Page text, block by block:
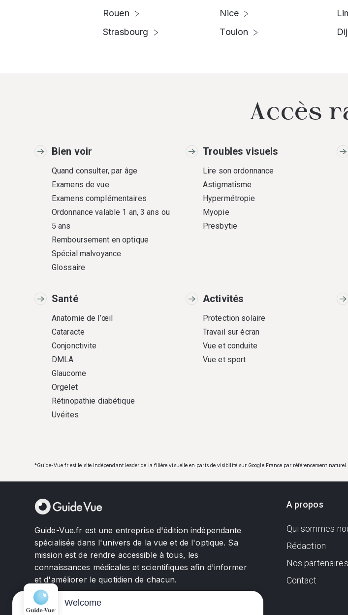
Rouen
Strasbourg
Nice
Toulon
Accès
Bien voir
Quand consulter, par âge
Examens de vue
Examens complémentaires
Ordonnance valable 1 an, 3 ans ou
5 ans
Remboursement en optique
Spécial malvoyance
Glossaire
Troubles visuels
Lire son ordonnance
Astigmatisme
Hypermétropie
Myopie
Presbytie
Santé
Anatomie de l’œil
Cataracte
Conjonctivite
DMLA
Glaucome
Orgelet
Rétinopathie diabétique
Uvéites
Activités
Protection solaire
Travail sur écran
Vue et conduite
Vue et sport
*Guide-Vue.fr est le site indépendant leader de la filière visuelle en parts de visibilité sur Google France par référencement naturel.
Guide-Vue.fr est une entreprise d'édition indépendante
spécialisée dans l'univers de la vue et de l'optique. Sa
mission est de rendre accessible à tous, les
connaissances médicales et scientifiques afin d'informer
et d'améliorer le quotidien de chacun.
A propos
Qui sommes-
Rédaction
Nos partenaires
Contact
Welcome